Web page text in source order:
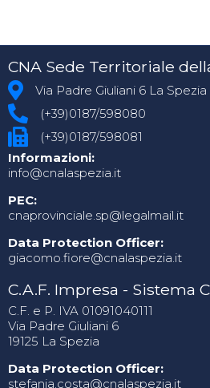
CNA Sede Territoriale
Via Padre Giuliani 6 La Spezia
(+39)0187/598080
(+39)0187/598081
Informazioni:
info@cnalaspezia.it
PEC:
cnaprovinciale.sp@legalmail.it
Data Protection Officer:
giacomo.fiore@cnalaspezia.it
C.A.F. Impresa - Sistema
C.F. e P. IVA 01091040111
Via Padre Giuliani 6
19125 La Spezia
Data Protection Officer:
stefania.costa@cnalaspezia.it